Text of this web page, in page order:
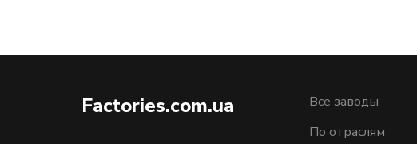
Factories.com.ua
Все заводы
По отраслям